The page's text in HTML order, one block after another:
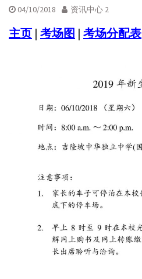
04/10/2018 资讯中心 2
主页 | 考场图 | 考场分配表